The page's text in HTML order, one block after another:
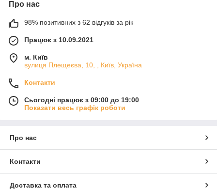
Про нас
98% позитивних з 62 відгуків за рік
Працює з 10.09.2021
м. Київ
вулиця Плещеєва, 10, , Київ, Україна
Контакти
Сьогодні працює з 09:00 до 19:00
Показати весь графік роботи
Про нас
Контакти
Доставка та оплата